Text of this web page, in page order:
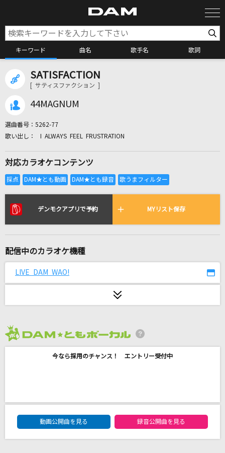
キーワード 曲名 歌手名 歌詞
カラオケ検索
全国りれき
リアルタイムで歌われている曲の一覧
黒髪海峡
[生音]ベテルギウス
secret base～君がくれたもの～(10 years after
Ver.)
SATISFACTION
[ サティスファクション ]
44MAGNUM
選曲番号： 5262-77
I ALWAYS FEEL FRUSTRATION
対応カラオケコンテンツ
デンモクアプリで予約 MYリスト保存
配信中のカラオケ機種
LIVE DAM WAO!
今なら採用のチャンス！ エントリー受付中
DAM★ともボーカルエントリーランキング
動画公開曲を見る
録音公開曲を見る